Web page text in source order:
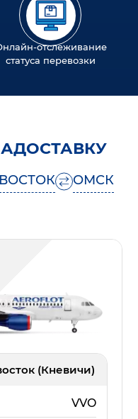
отслеживание
статуса перевозки
ОМСК
(Кневичи)
VVO